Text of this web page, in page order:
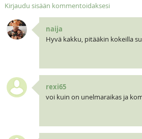
Kirjaudu sisään kommentoidaksesi
naija
Hyvä kakku, pitääkin kokeilla
rexi65
voi kuin on unelmaraikas ja